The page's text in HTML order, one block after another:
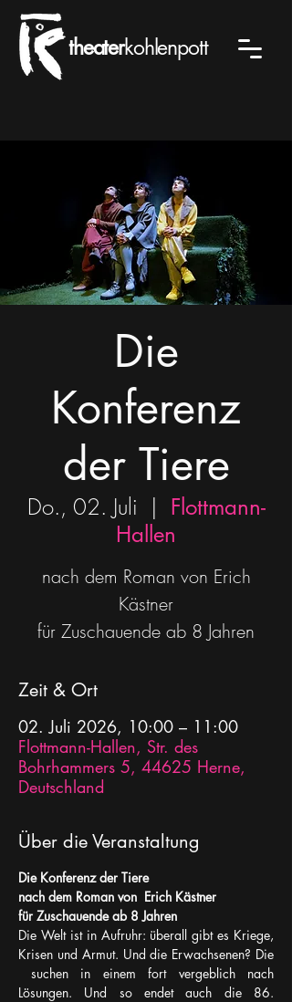
theaterkohlenpott
Die
Konferenz
der Tiere
Do., 02. Juli
  |
Flottmann-
Hallen
nach dem Roman von Erich
Kästner
für Zuschauende ab 8 Jahren
Zeit & Ort
02. Juli 2026, 10:00 – 11:00
Flottmann-Hallen, Str. des
Bohrhammers 5, 44625 Herne,
Deutschland
Über die Veranstaltung
Die Konferenz der Tiere
nach dem Roman von  Erich Kästner
für Zuschauende ab 8 Jahren
Die Welt ist in Aufruhr: überall gibt es Kriege,
Krisen und Armut. Und die Erwachsenen? Die
suchen in einem fort vergeblich nach
Lösungen. Und so endet auch die 86.